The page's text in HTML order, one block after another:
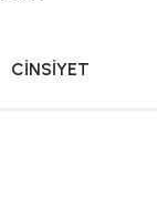
CINSIYET